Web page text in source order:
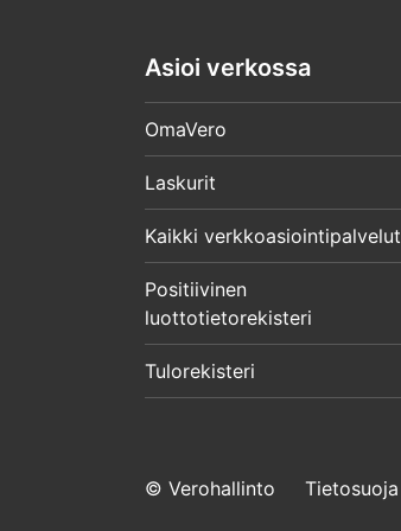
Asioi verkossa
OmaVero
Laskurit
Kaikki verkkoasiointipalvelut
Positiivinen
luottotietorekisteri
Tulorekisteri
© Verohallinto Tietosuoja